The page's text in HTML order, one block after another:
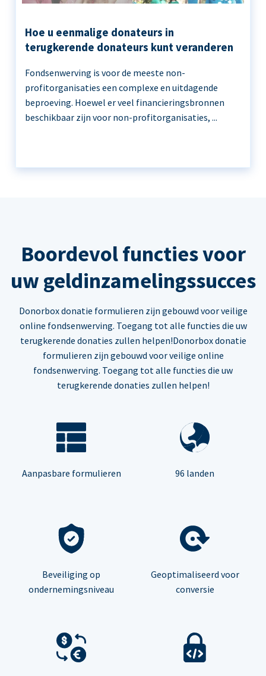
Hoe u eenmalige donateurs in
terugkerende donateurs kunt veranderen
Fondsenwerving is voor de meeste non-
profitorganisaties een complexe en uitdagende
beproeving. Hoewel er veel financieringsbronnen
beschikbaar zijn voor non-profitorganisaties, ...
Boordevol functies voor
uw geldinzamelingssucces
Donorbox donatie formulieren zijn gebouwd voor veilige
online fondsenwerving. Toegang tot alle functies die uw
terugkerende donaties zullen helpen!Donorbox donatie
formulieren zijn gebouwd voor veilige online
fondsenwerving. Toegang tot alle functies die uw
terugkerende donaties zullen helpen!
Aanpasbare formulieren 96 landen
Beveiliging op
ondernemingsniveau
Geoptimaliseerd voor
conversie